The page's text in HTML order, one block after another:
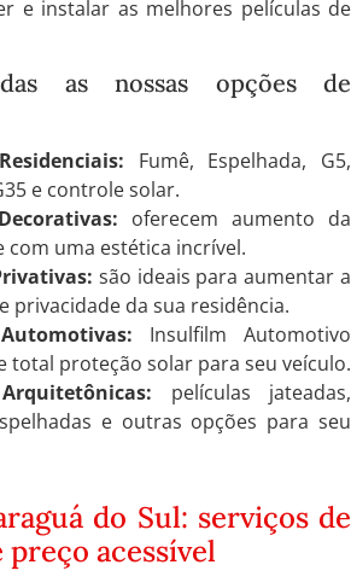
e instalar as melhores películas de
as nossas opções de
Fumê, Espelhada, G5,
e controle solar.
oferecem aumento da
com uma estética incrível.
são ideais para aumentar a
privacidade da sua residência.
Insulfilm Automotivo
total proteção solar para seu veículo.
películas jateadas,
e outras opções para seu
do Sul: serviços de
preço acessível